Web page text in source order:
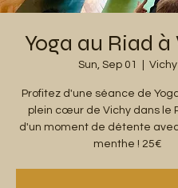
Yoga au Riad
Sun, Sep 01 Vichy
Profitez d'une séance de
plein cœur de Vichy dans le
d'un moment de détente
menthe ! 25€